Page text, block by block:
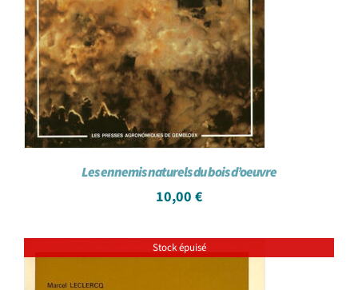
Les ennemis naturels du bois d’oeuvre
10,00 €
Stock épuisé